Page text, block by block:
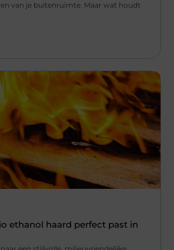
van je buitenruimte. Maar wat houdt
ethanol haard perfect past in